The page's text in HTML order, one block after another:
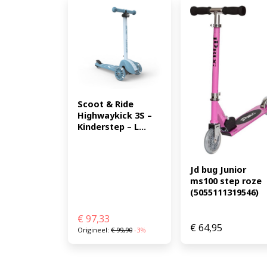
Scoot & Ride
Highwaykick 3S –
Kinderstep – L...
€ 97,33
Origineel: €99,90 -3%
Jd bug Junior
ms100 step roze
(5055111319546)
€64,95